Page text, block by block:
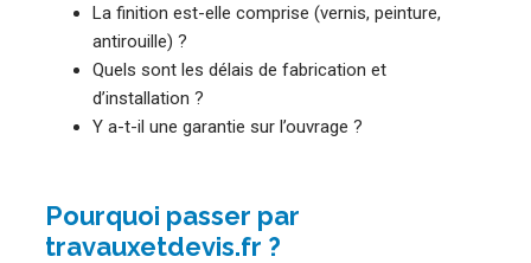
La finition est-elle comprise (vernis, peinture,
antirouille) ?
Quels sont les délais de fabrication et
d’installation ?
Y a-t-il une garantie sur l’ouvrage ?
Pourquoi passer par
travauxetdevis.fr ?